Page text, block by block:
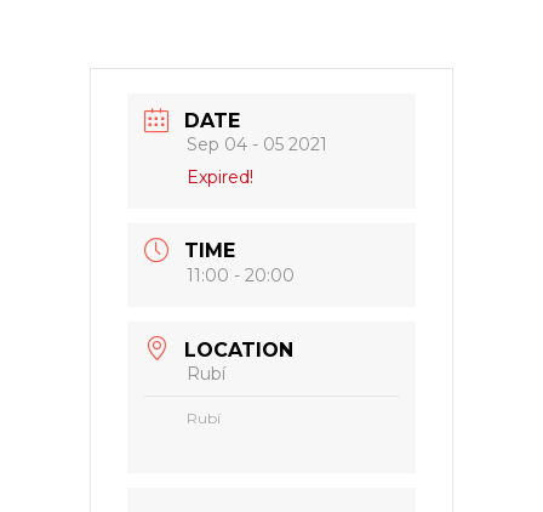
DATE
Sep 04 - 05 2021
Expired!
TIME
11:00 - 20:00
LOCATION
Rubí
Rubí